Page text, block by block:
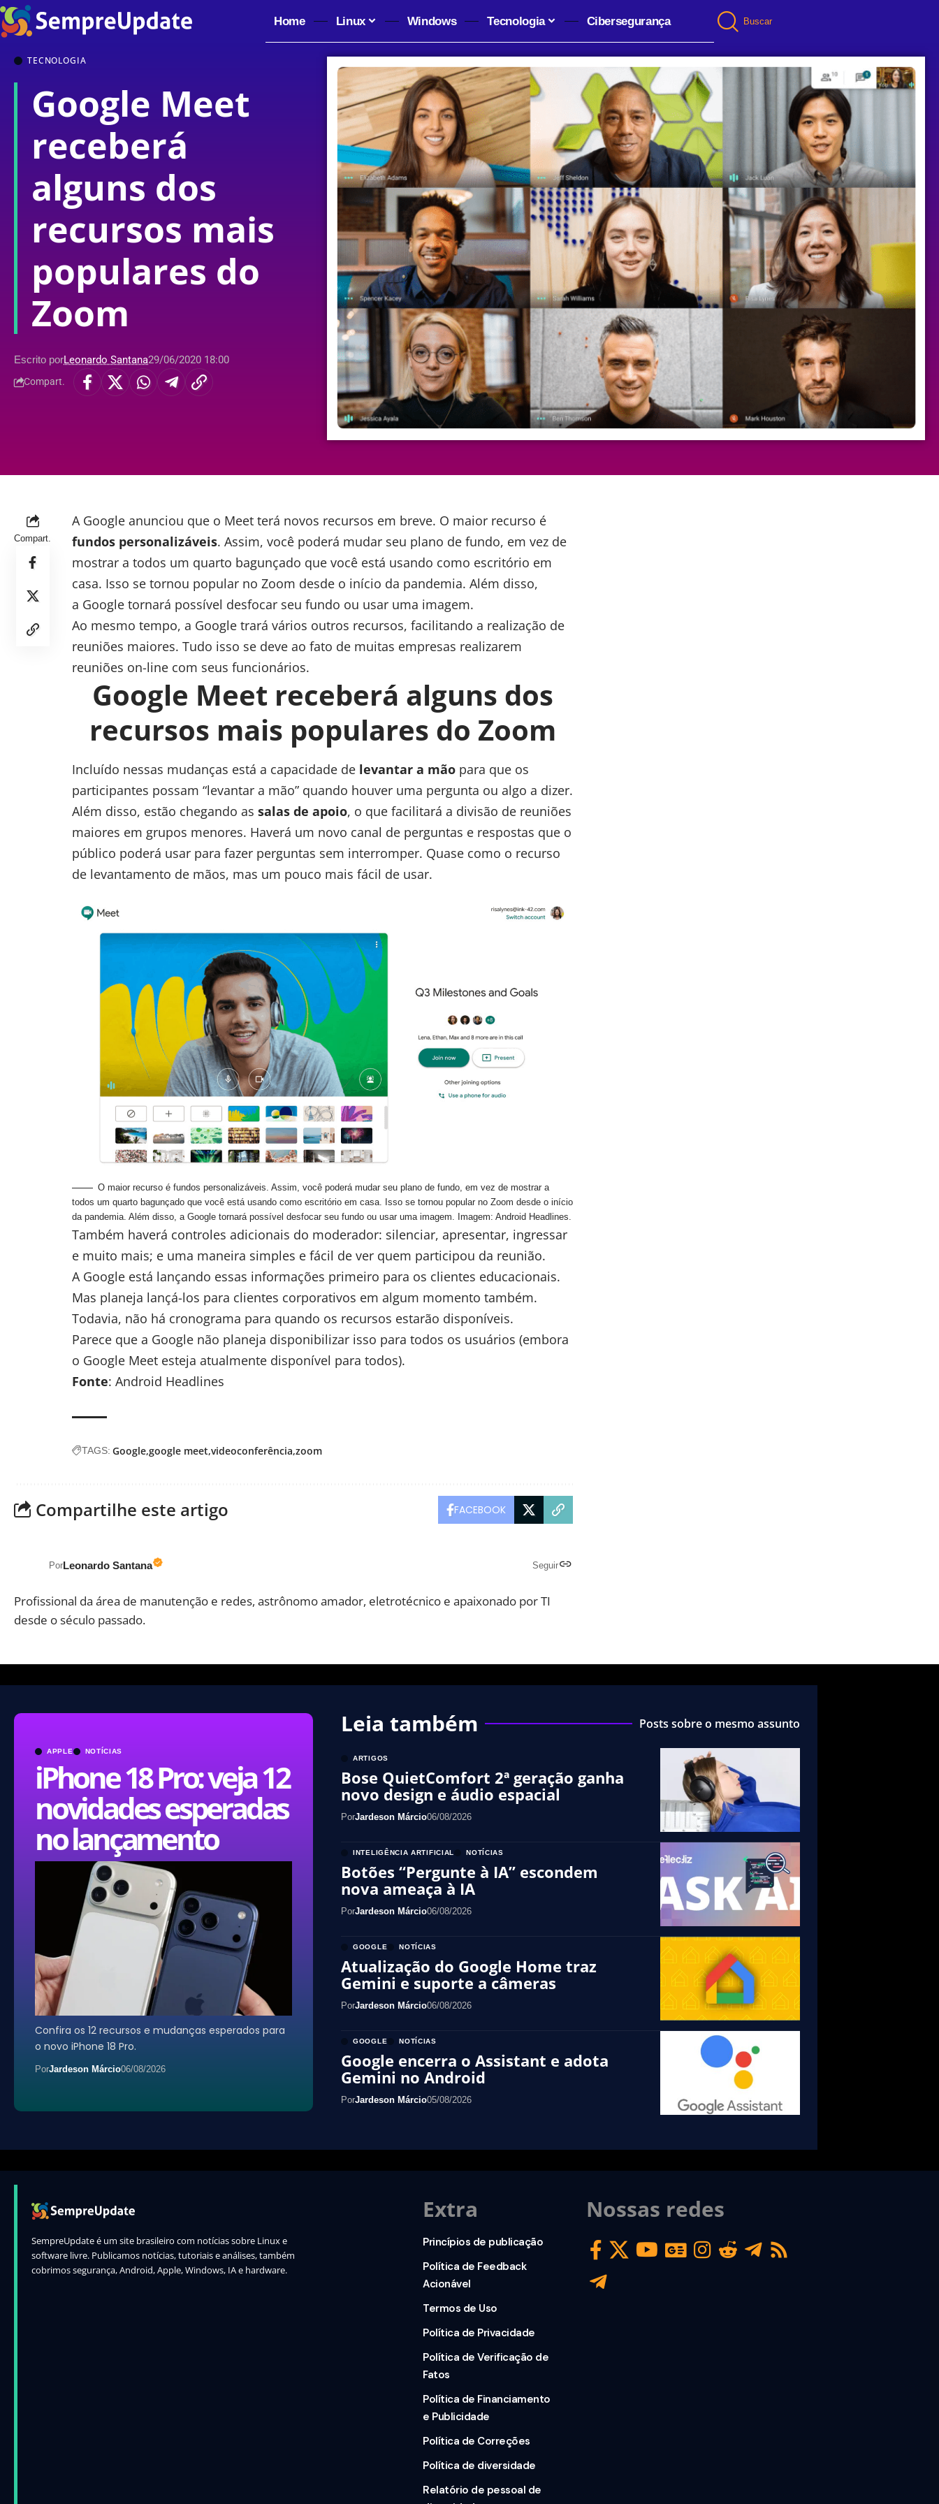
Home Linux Windows Tecnologia Cibersegurança Buscar
TECNOLOGIA
Google Meet
receberá
alguns dos
recursos mais
populares do
Zoom
Escrito porLeonardo Santana29/06/2020 18:00
Compart.
Compart.
A Google anunciou que o Meet terá novos recursos em breve. O maior recurso é
fundos personalizáveis. Assim, você poderá mudar seu plano de fundo, em vez de
mostrar a todos um quarto bagunçado que você está usando como escritório em
casa. Isso se tornou popular no Zoom desde o início da pandemia. Além disso,
a Google tornará possível desfocar seu fundo ou usar uma imagem.
Ao mesmo tempo, a Google trará vários outros recursos, facilitando a realização de
reuniões maiores. Tudo isso se deve ao fato de muitas empresas realizarem
reuniões on-line com seus funcionários.
Google Meet receberá alguns dos
recursos mais populares do Zoom
Incluído nessas mudanças está a capacidade de levantar a mão para que os
participantes possam “levantar a mão” quando houver uma pergunta ou algo a dizer.
Além disso, estão chegando as salas de apoio, o que facilitará a divisão de reuniões
maiores em grupos menores. Haverá um novo canal de perguntas e respostas que o
público poderá usar para fazer perguntas sem interromper. Quase como o recurso
de levantamento de mãos, mas um pouco mais fácil de usar.
O maior recurso é fundos personalizáveis. Assim, você poderá mudar seu plano de fundo, em vez de mostrar a
todos um quarto bagunçado que você está usando como escritório em casa. Isso se tornou popular no Zoom desde o início
da pandemia. Além disso, a Google tornará possível desfocar seu fundo ou usar uma imagem. Imagem: Android Headlines.
Também haverá controles adicionais do moderador: silenciar, apresentar, ingressar
e muito mais; e uma maneira simples e fácil de ver quem participou da reunião.
A Google está lançando essas informações primeiro para os clientes educacionais.
Mas planeja lançá-los para clientes corporativos em algum momento também.
Todavia, não há cronograma para quando os recursos estarão disponíveis.
Parece que a Google não planeja disponibilizar isso para todos os usuários (embora
o Google Meet esteja atualmente disponível para todos).
Fonte: Android Headlines
TAGS: Google google meet videoconferência zoom
Compartilhe este artigo FACEBOOK
PorLeonardo Santana Seguir
Profissional da área de manutenção e redes, astrônomo amador, eletrotécnico e apaixonado por TI
desde o século passado.
APPLE NOTÍCIAS
iPhone 18 Pro: veja 12
novidades esperadas
no lançamento
Confira os 12 recursos e mudanças esperados para
o novo iPhone 18 Pro.
PorJardeson Márcio06/08/2026
Leia também Posts sobre o mesmo assunto
ARTIGOS
Bose QuietComfort 2ª geração ganha
novo design e áudio espacial
PorJardeson Márcio06/08/2026
INTELIGÊNCIA ARTIFICIAL NOTÍCIAS
Botões “Pergunte à IA” escondem
nova ameaça à IA
PorJardeson Márcio06/08/2026
GOOGLE NOTÍCIAS
Atualização do Google Home traz
Gemini e suporte a câmeras
PorJardeson Márcio06/08/2026
GOOGLE NOTÍCIAS
Google encerra o Assistant e adota
Gemini no Android
PorJardeson Márcio05/08/2026
SempreUpdate é um site brasileiro com notícias sobre Linux e
software livre. Publicamos notícias, tutoriais e análises, também
cobrimos segurança, Android, Apple, Windows, IA e hardware.
Extra
Princípios de publicação
Política de Feedback
Acionável
Termos de Uso
Política de Privacidade
Política de Verificação de
Fatos
Política de Financiamento
e Publicidade
Política de Correções
Política de diversidade
Relatório de pessoal de
Nossas redes